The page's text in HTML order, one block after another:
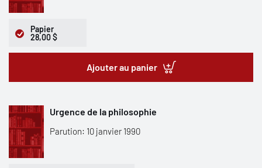
Papier
28,00 $
Ajouter au panier
Urgence de la philosophie
Parution: 10 janvier 1990